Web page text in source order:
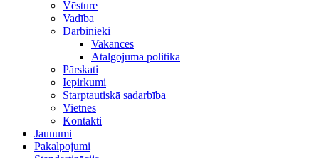
Vēsture
Vadība
Darbinieki
Vakances
Atalgojuma politika
Pārskati
Iepirkumi
Starptautiskā sadarbība
Vietnes
Kontakti
Jaunumi
Pakalpojumi